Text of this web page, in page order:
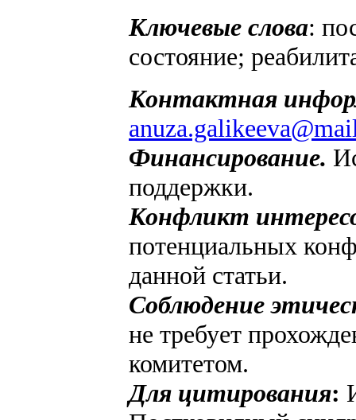
Ключевые слова:
состояние;
Контактная
Финансирование.
поддержки.
Конфликт
потенциальных
данной статьи.
Соблюдение
не требует
комитетом.
Для цитирования: